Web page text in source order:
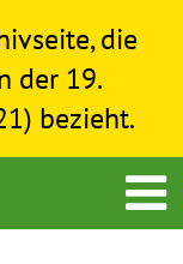
die
der 19.
bezieht.